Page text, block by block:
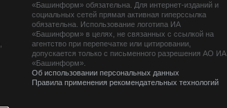
«Башинформ» обязательна. Для интернет-изданий и
социальных сетей прямая активная гиперссылка
обязательна. Использование логотипа ИА
«Башинформ» в целях, не связанных с ссылкой на
агентство при перепечатке или цитировании,
допускается только с письменного разрешения АО ИА
«Башинформ».
Об использовании персональных данных
Правила применения рекомендательных технологий